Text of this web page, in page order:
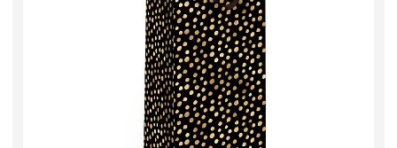
Искусственные цветы и растения
Декоративные вазы, кашпо